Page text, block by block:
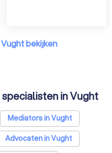
bekijken
in Vught
Mediators in Vught
Advocaten in Vught